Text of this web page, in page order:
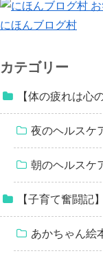
にほんブログ村
カテゴリー
【体の疲れは心
夜のヘルスケ
朝のヘルスケ
【子育て奮闘記】
あかちゃん絵